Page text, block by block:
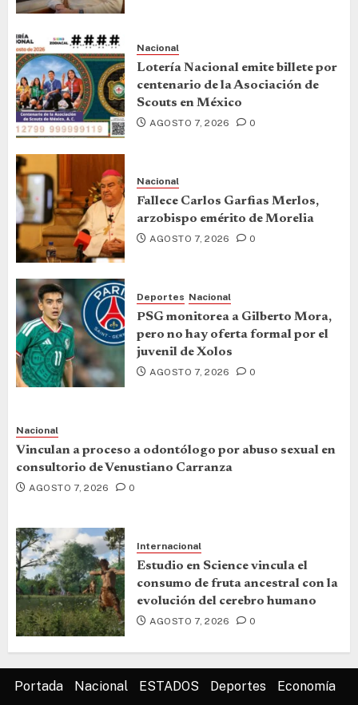
Nacional
Lotería Nacional emite billete por
centenario de la Asociación de
Scouts en México
AGOSTO 7, 2026 0
Nacional
Fallece Carlos Garfias Merlos,
arzobispo emérito de Morelia
AGOSTO 7, 2026 0
Deportes Nacional
PSG monitorea a Gilberto Mora,
pero no hay oferta formal por el
juvenil de Xolos
AGOSTO 7, 2026 0
Nacional
Vinculan a proceso a odontólogo por abuso sexual en
consultorio de Venustiano Carranza
AGOSTO 7, 2026 0
Internacional
Estudio en Science vincula el
consumo de fruta ancestral con la
evolución del cerebro humano
AGOSTO 7, 2026 0
Portada Nacional ESTADOS Deportes Economía